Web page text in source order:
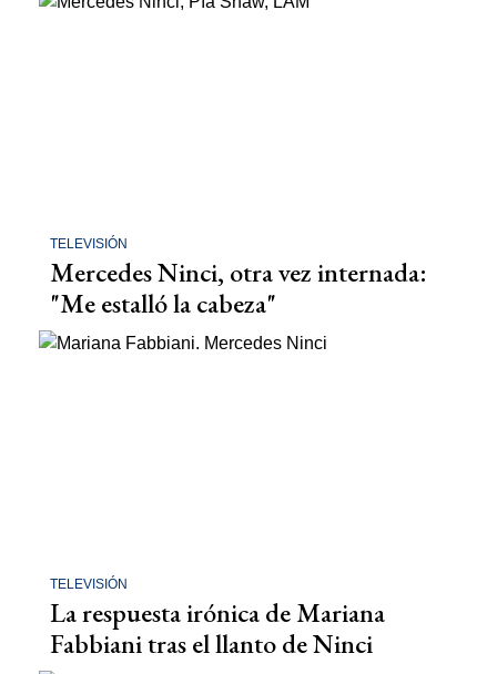
TELEVISIÓN
Mercedes Ninci, otra vez internada:
"Me estalló la cabeza"
TELEVISIÓN
La respuesta irónica de Mariana
Fabbiani tras el llanto de Ninci